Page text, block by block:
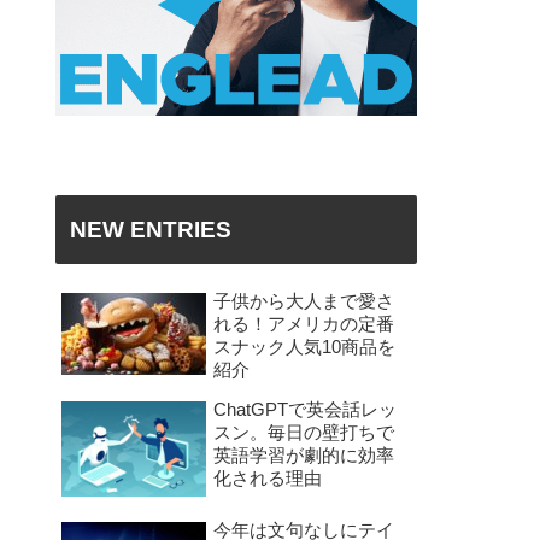
NEW ENTRIES
子供から大人まで愛さ
れる！アメリカの定番
スナック人気10商品を
紹介
ChatGPTで英会話レッ
スン。毎日の壁打ちで
英語学習が劇的に効率
化される理由
今年は文句なしにテイ